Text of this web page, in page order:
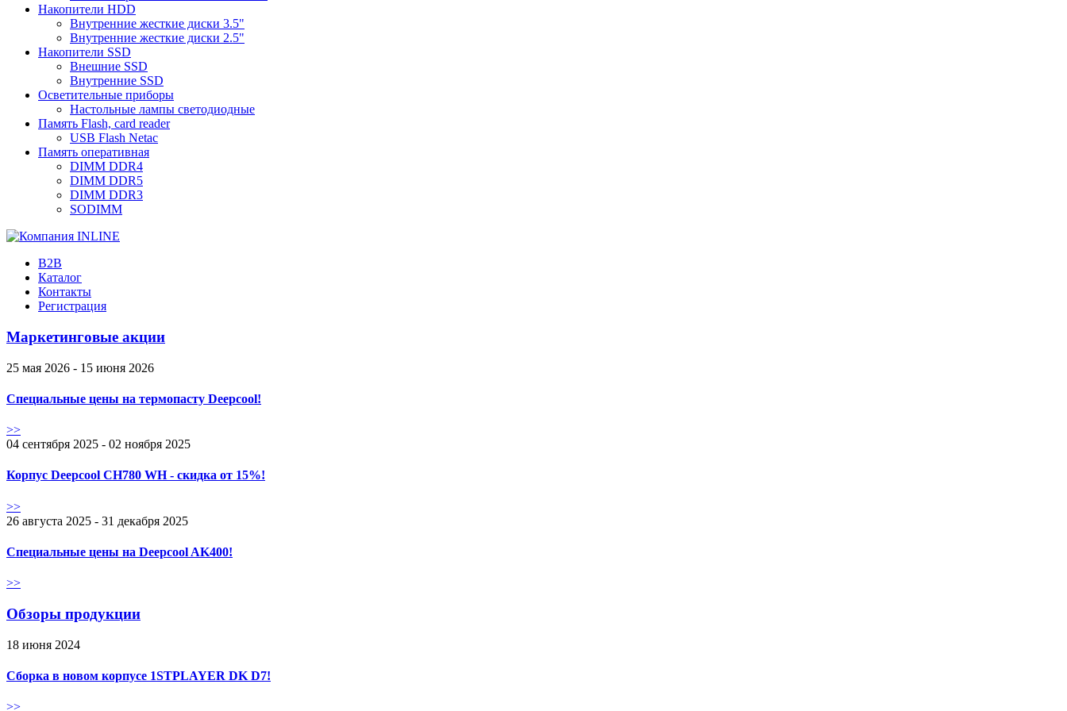
Накопители HDD
Внутренние жесткие диски 3.5"
Внутренние жесткие диски 2.5"
Накопители SSD
Внешние SSD
Внутренние SSD
Осветительные приборы
Настольные лампы светодиодные
Память Flash, card reader
USB Flash Netac
Память оперативная
DIMM DDR4
DIMM DDR5
DIMM DDR3
SODIMM
B2B
Каталог
Контакты
Регистрация
Маркетинговые акции
25 мая 2026 - 15 июня 2026
Специальные цены на термопасту Deepcool!
>>
04 сентября 2025 - 02 ноября 2025
Корпус Deepcool CH780 WH - скидка от 15%!
>>
26 августа 2025 - 31 декабря 2025
Специальные цены на Deepcool AK400!
>>
Обзоры продукции
18 июня 2024
Сборка в новом корпусе 1STPLAYER DK D7!
>>